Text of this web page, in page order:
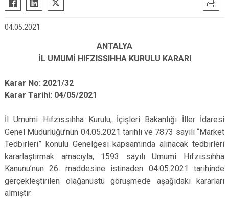
04.05.2021
ANTALYA
İL UMUMİ HIFZISSIHHA KURULU KARARI
Karar No: 2021/32
Karar Tarihi: 04/05/2021
İl Umumi Hıfzıssıhha Kurulu, İçişleri Bakanlığı İller İdaresi
Genel Müdürlüğü’nün 04.05.2021 tarihli ve 7873 sayılı “Market
Tedbirleri” konulu Genelgesi kapsamında alınacak tedbirleri
kararlaştırmak amacıyla, 1593 sayılı Umumi Hıfzıssıhha
Kanunu’nun 26. maddesine istinaden 04.05.2021 tarihinde
gerçekleştirilen olağanüstü görüşmede aşağıdaki kararları
almıştır.